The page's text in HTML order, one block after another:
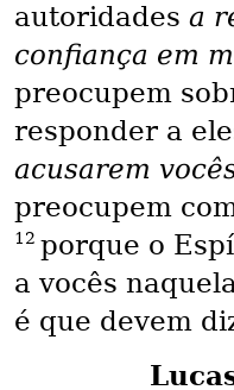
autoridades a
confiança em
preocupem
responder a
acusarem
preocupem
12 porque o
a vocês
é que devem